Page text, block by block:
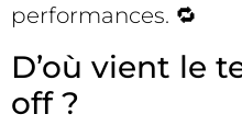
performances. 🔁
D’où vient le
off ?